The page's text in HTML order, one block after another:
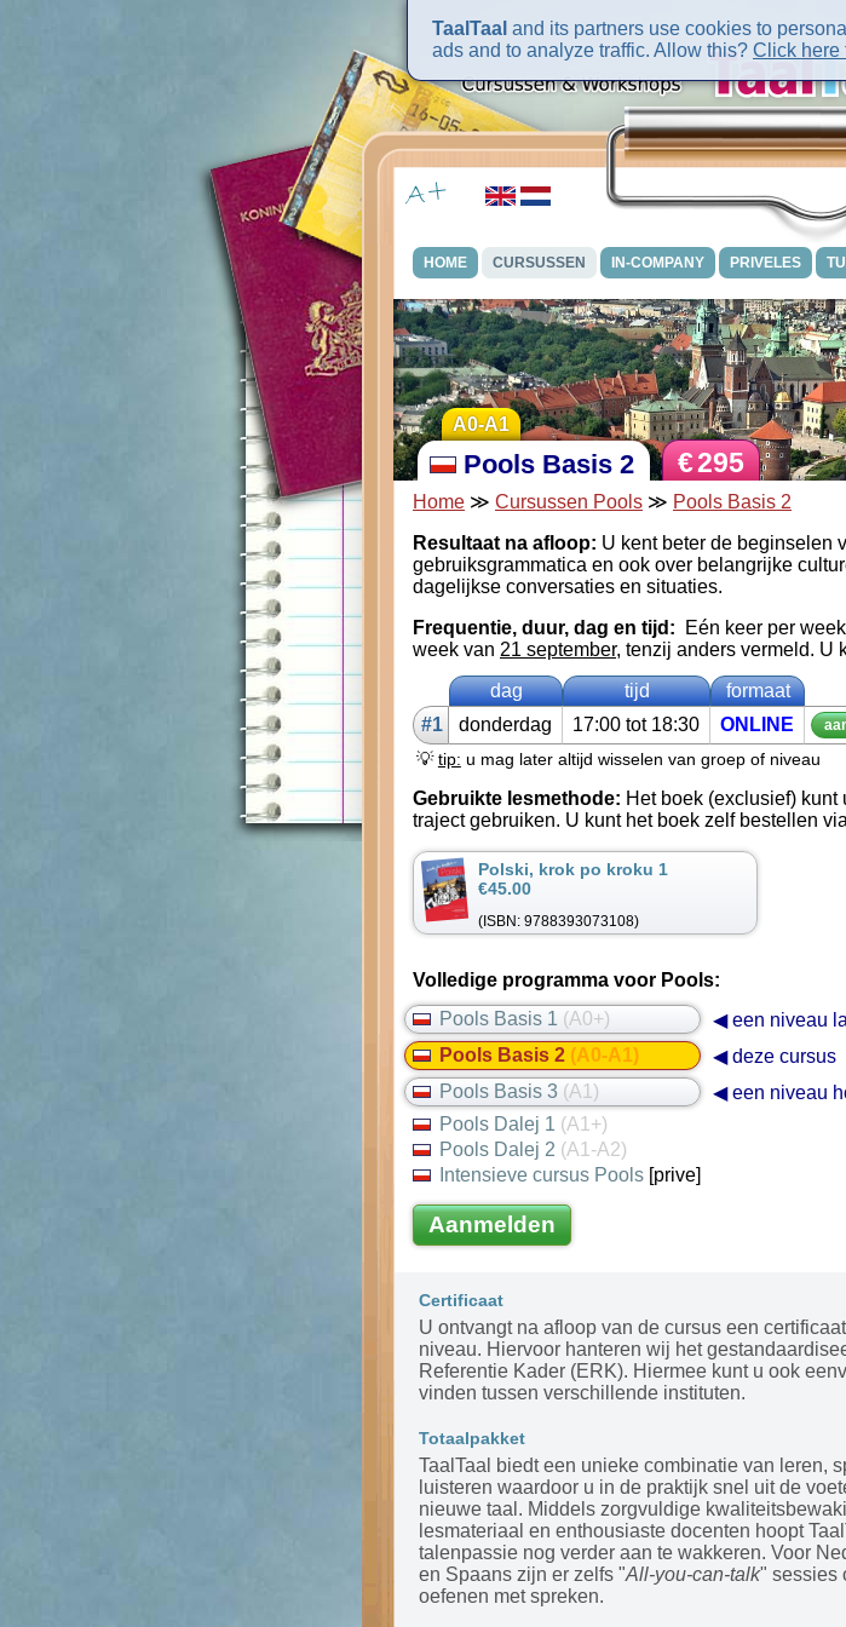
HOME CURSUSSEN IN-COMPANY PRIVELES
Pools Basis 2
A0-A1
€295
Home ≫ Cursussen Pools ≫ Pools Basis 2
Resultaat na afloop: U kent beter de beginselen
gebruiksgrammatica en ook over belangrijke
dagelijkse conversaties en situaties.
Frequentie, duur, dag en tijd: Eén keer per
week van 21 september, tenzij anders vermeld. U
dag
tijd
formaat
#1
don­der­dag 17:00 tot 18:30 ON­LINE
💡tip: u mag later altijd wisselen van groep of niveau
Gebruikte lesmethode: Het boek (exclusief)
traject gebruiken. U kunt het boek zelf bestellen
Polski, krok po kroku 1
€45.00
(ISBN: 9788393073108)
Volledige programma voor Pools:
Pools Basis 1 (A0+)
◀ een niveau
Pools Basis 2 (A0-A1)
◀ deze cursus
Pools Basis 3 (A1)
◀ een niveau
Pools Dalej 1 (A1+)
Pools Dalej 2 (A1-A2)
Intensieve cursus Pools [prive]
Aanmelden
Certificaat
U ontvangt na afloop van de cursus een
niveau. Hiervoor hanteren wij het
Referentie Kader (ERK). Hiermee kunt u ook
vinden tussen verschillende instituten.
Totaalpakket
TaalTaal biedt een unieke combinatie van leren,
luisteren waardoor u in de praktijk snel uit de
nieuwe taal. Middels zorgvuldige
lesmateriaal en enthousiaste docenten hoopt
talenpassie nog verder aan te wakkeren. Voor
en Spaans zijn er zelfs "All-you-can-talk" sessies
oefenen met spreken.
TaalTaal and its partners use cookies to
ads and to analyze traffic. Allow this? Click here